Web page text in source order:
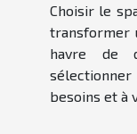
Choisir le
transformer
havre de
sélectionner
besoins et à